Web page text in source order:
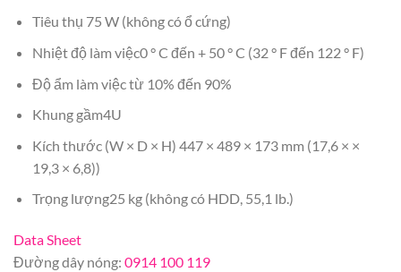
Tiêu thụ 75 W (không có ổ cứng)
Nhiệt độ làm việc0 ° C đến + 50 ° C (32 ° F đến 122 ° F)
Độ ẩm làm việc từ 10% đến 90%
Khung gầm4U
Kích thước (W × D × H) 447 × 489 × 173 mm (17,6 × ×
19,3 × 6,8))
Trọng lượng25 kg (không có HDD, 55,1 lb.)
Data Sheet
Đường dây nóng: 0914 100 119